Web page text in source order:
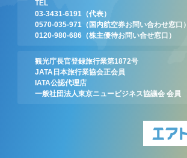
TEL
03-3431-6191
（代表）
0570-035-971
（国内航空券お問い合わせ窓口）
0120-980-686 （株主優待お問い合せ窓口）
観光庁長官登録旅行業第1872号
JATA日本旅行業協会正会員
IATA公認代理店
一般社団法人東京ニュービジネス協議会 会員